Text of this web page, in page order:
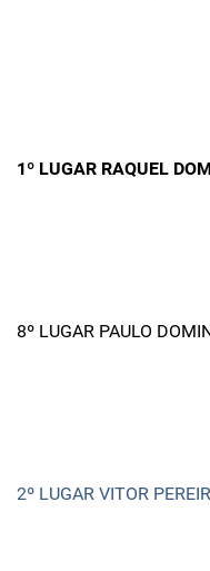
1º LUGAR RAQUEL
8º LUGAR PAULO
2º LUGAR VITOR